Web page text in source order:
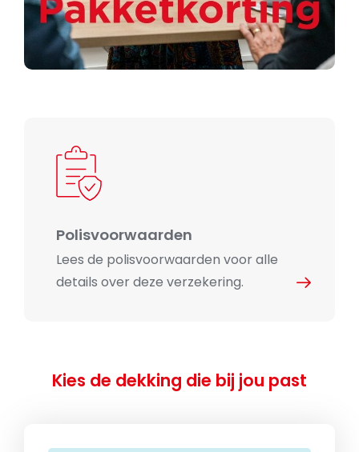
Polisvoorwaarden
Lees de polisvoorwaarden voor alle
details over deze verzekering.
Kies de dekking die bij jou past